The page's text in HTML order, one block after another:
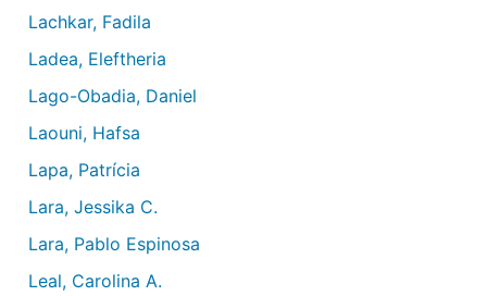
Lachkar, Fadila
Ladea, Eleftheria
Lago-Obadia, Daniel
Laouni, Hafsa
Lapa, Patrícia
Lara, Jessika C.
Lara, Pablo Espinosa
Leal, Carolina A.